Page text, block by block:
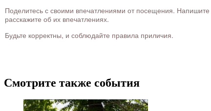
Поделитесь с своими впечатлениями от посещения.
расскажите об их впечатлениях.
Будьте корректны, и соблюдайте правила приличия.
Смотрите также события